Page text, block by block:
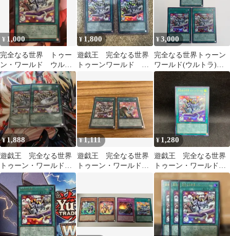
¥ 1,000
完全なる世界 トゥー
ン・ワールド ウルト
ラ
¥1,800
遊戯王 完全なる世界
トゥーンワールド ウ
¥3,000
完全なる世界トゥーン
ワールド(ウルトラ)【3
枚セット】
¥1,888
遊戯王 完全なる世界
トゥーン・ワールド
ウルトラ2枚セット
¥1,111
遊戯王 完全なる世界
トゥーン・ワールド
¥ 1,280
遊戯王 完全なる世界
トゥーン・ワールド
ウルトラレア